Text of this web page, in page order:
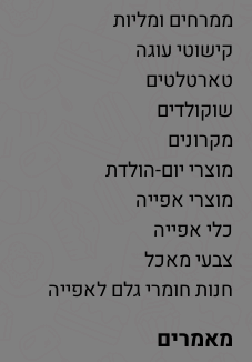
ממרחים ומליות
קישוטי עוגה
טארטלטים
שוקולדים
מקרונים
מוצרי יום-הולדת
מוצרי אפייה
כלי אפייה
צבעי מאכל
חנות חומרי גלם לאפייה
מאמרים